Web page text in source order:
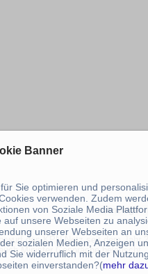
das KPN Netz seit dem Jahr
Minister Gespräche belauscht
Banner
Sie optimieren und
verwenden. Zudem
von Soziale Media
unsere Webseiten zu
unserer Webseiten an
sozialen Medien, Anzeigen
Sie widerruflich mit der
einverstanden?(mehr